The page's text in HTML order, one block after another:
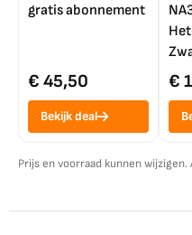
gratis abonnement
€ 45,50
Bekijk deal
€
Prijs en voorraad kunnen